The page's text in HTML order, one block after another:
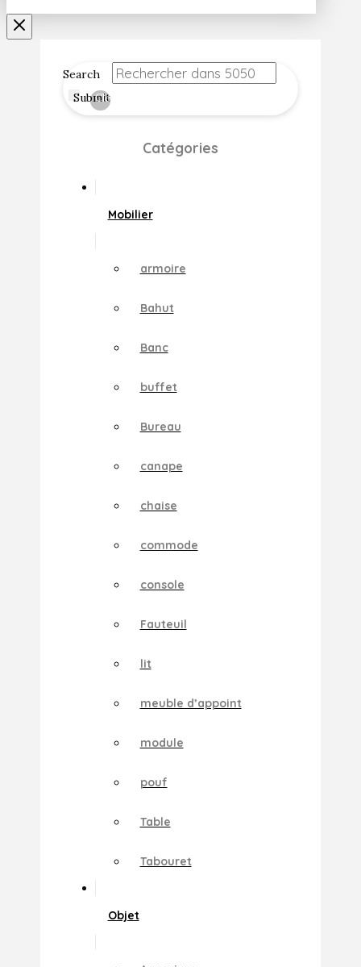
Search
Submit
Clear
Catégories
Mobilier
armoire
Bahut
Banc
buffet
Bureau
canape
chaise
commode
console
Fauteuil
lit
meuble d’appoint
module
pouf
Table
Tabouret
Objet